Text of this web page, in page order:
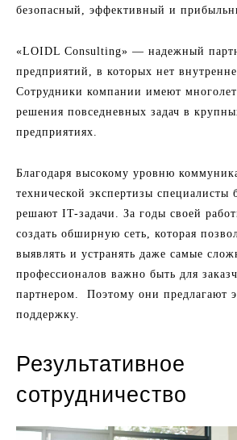
безопасный, эффективный и
«LOIDL Consulting» — надежный
предприятий, в которых нет
Сотрудники компании имеют
решения повседневных задач в
предприятиях.
Благодаря высокому уровню
технической экспертизы специалисты
решают IT-задачи. За годы своей
создать обширную сеть, которая
выявлять и устранять даже самые
профессионалов важно быть для
партнером. Поэтому они предлагают
поддержку.
Результативное
сотрудничество